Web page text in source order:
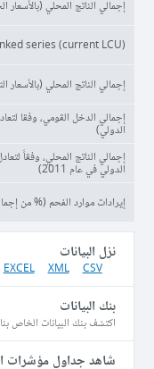
إجمالي الناتج المحلي (بالأسعار
series (current LCU)
إجمالي الناتج المحلي (بالأسعار
إجمالي الدخل القومي، وفقا
الدولي)
إجمالي الناتج المحلي، وفقاً
الدولي في عام 2011)
إيرادات موارد الفحم (% من
نزل البيانات
CSV
XML
EXCEL
بنك البيانات
اكتشف بنك البيانات الخاص بنا
شاهد جداول مؤشرات